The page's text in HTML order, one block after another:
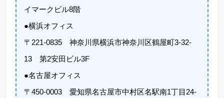
イマークビル8階
●横浜オフィス
〒221-0835 神奈川県横浜市神奈川区鶴屋町3-32-
13 第2安田ビル3F
●名古屋オフィス
〒450-0003 愛知県名古屋市中村区名駅南1丁目24-